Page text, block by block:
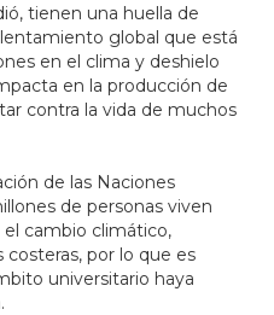
tienen una huella de
global que está
en el clima y deshielo
en la producción de
contra la vida de muchos
de las Naciones
de personas viven
cambio climático,
por lo que es
universitario haya